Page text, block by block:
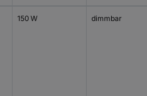
150 W dimmbar